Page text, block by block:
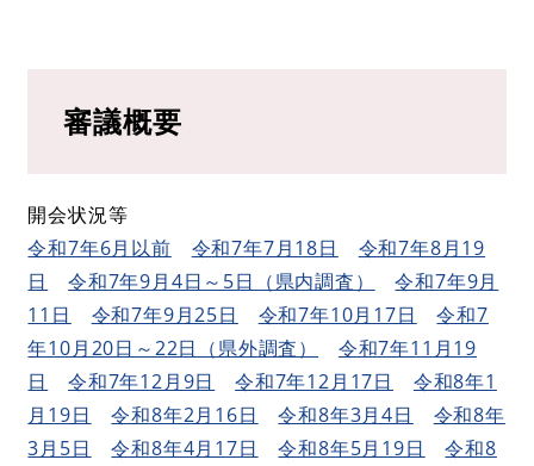
審議概要
開会状況等
令和7年6月以前
令和7年7月18日
令和7年8月19
日
​令和7年9月4日～5日（県内調査）
令和7年9月
11日
令和7年9月25日 令和7年10月17日
令和7
年10月20日～22日（県外調査）
令和7年11月19
日
​令和7年12月9日 ​令和7年12月17日
令和8年1
月19日
令和8年2月16日 令和8年3月4日
令和8年
3月5日
令和8年4月17日 令和8年5月19日
令和8